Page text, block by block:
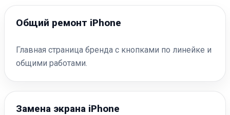
Общий ремонт iPhone
Главная страница бренда с кнопками по линейке и
общими работами.
Замена экрана iPhone